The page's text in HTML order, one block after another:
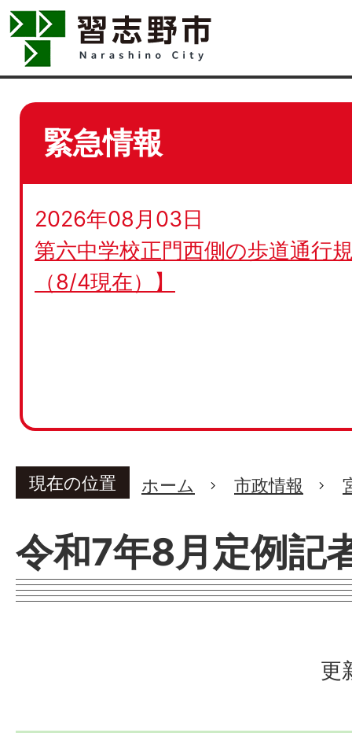
緊急情報
2026年08月03日
第六中学校正門西側の歩道通行
（8/4現在）】
現在の位置 ホーム 市政情報
令和7年8月定例記
更